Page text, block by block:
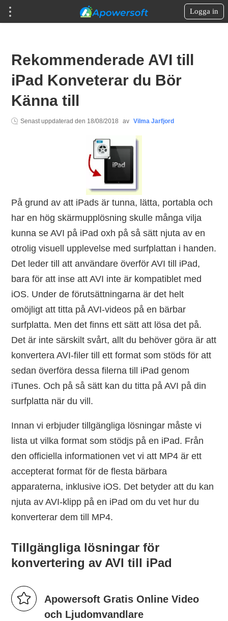
Logga in
Rekommenderade AVI till
iPad Konveterar du Bör
Känna till
Senast uppdaterad den 18/08/2018 av Vilma Jarfjord
På grund av att iPads är tunna, lätta, portabla och
har en hög skärmupplösning skulle många vilja
kunna se AVI på iPad oxh på så sätt njuta av en
otrolig visuell upplevelse med surfplattan i handen.
Det leder till att användare överför AVI till iPad,
bara för att inse att AVI inte är kompatiblet med
iOS. Under de förutsättningarna är det helt
omöjligt att titta på AVI-videos på en bärbar
surfplatta. Men det finns ett sätt att lösa det på.
Det är inte särskilt svårt, allt du behöver göra är att
konvertera AVI-filer till ett format som stöds för att
sedan överföra dessa filerna till iPad genom
iTunes. Och på så sätt kan du titta på AVI på din
surfplatta när du vill.
Innan vi erbjuder tillgängliga lösningar måste vi
lista ut vilka format som stödjs på en iPad. Från
den officiella informationen vet vi att MP4 är ett
accepterat format för de flesta bärbara
apparaterna, inklusive iOS. Det betyder att du kan
njuta av AVI-klipp på en iPad om du vet hur du
konverterar dem till MP4.
Tillgängliga lösningar för
konvertering av AVI till iPad
Apowersoft Gratis Online Video
och Ljudomvandlare